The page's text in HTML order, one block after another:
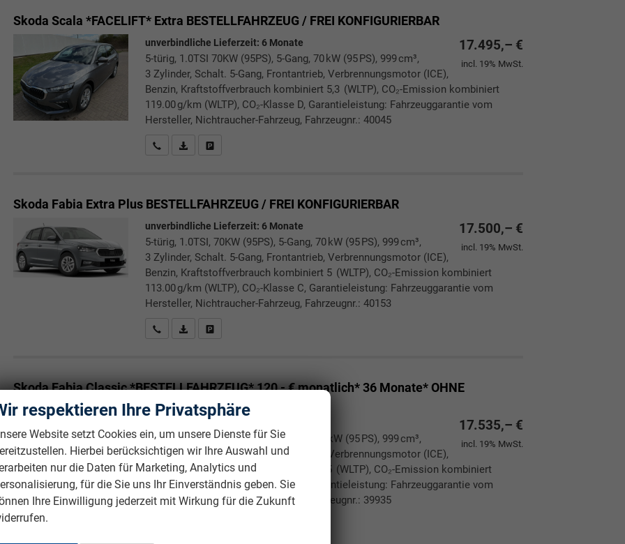
Skoda Scala *FACELIFT* Extra BESTELLFAHRZEUG / FREI KONFIGURIERBAR
17.495,– €
incl. 19% MwSt.
unverbindliche Lieferzeit: 6 Monate
5-türig, 1.0TSI 70KW (95PS), 5-Gang, 70 kW (95 PS), 999 cm³,
3 Zylinder, Schalt. 5-Gang, Frontantrieb, Verbrennungsmotor (ICE),
Benzin, Kraftstoffverbrauch kombiniert 5,3 (WLTP), CO₂-Emission kombiniert
119.00 g/km (WLTP), CO₂-Klasse D, Garantieleistung: Fahrzeuggarantie vom
Hersteller, Nichtraucher-Fahrzeug, Fahrzeugnr.: 40045
Rückrufbitte absenden
PDF-Datei, Fahrzeugexposé drucken
Drucken, parken oder vergleichen
Skoda Fabia Extra Plus BESTELLFAHRZEUG / FREI KONFIGURIERBAR
17.500,– €
incl. 19% MwSt.
unverbindliche Lieferzeit: 6 Monate
5-türig, 1.0TSI, 70KW (95PS), 5-Gang, 70 kW (95 PS), 999 cm³,
3 Zylinder, Schalt. 5-Gang, Frontantrieb, Verbrennungsmotor (ICE),
Benzin, Kraftstoffverbrauch kombiniert 5 (WLTP), CO₂-Emission kombiniert
113.00 g/km (WLTP), CO₂-Klasse C, Garantieleistung: Fahrzeuggarantie vom
Hersteller, Nichtraucher-Fahrzeug, Fahrzeugnr.: 40153
Rückrufbitte absenden
PDF-Datei, Fahrzeugexposé drucken
Drucken, parken oder vergleichen
Skoda FabiaClassic *BESTELLFAHRZEUG* 120,- € monatlich* 36 Monate* OHNE
KILOMETERBEGRENZUNG*
17.535,– €
incl. 19% MwSt.
unverbindliche Lieferzeit:
5-türig, 1.0TSI, 70KW (95PS), 5-Gang, 70 kW (95 PS), 999 cm³,
3 Zylinder, Schalt. 5-Gang, Frontantrieb, Verbrennungsmotor (ICE),
Benzin, Kraftstoffverbrauch kombiniert 5 (WLTP), CO₂-Emission kombiniert
113.00 g/km (WLTP), CO₂-Klasse C, Garantieleistung: Fahrzeuggarantie vom
Hersteller, Nichtraucher-Fahrzeug, Fahrzeugnr.: 39935
respektieren Ihre Privatsphäre
Website setzt Cookies ein, um unsere Dienste für Sie
Hierbei berücksichtigen wir Ihre Auswahl und
nur die Daten für Marketing, Analytics und
für die Sie uns Ihr Einverständnis geben. Sie
Ihre Einwilligung jederzeit mit Wirkung für die Zukunft